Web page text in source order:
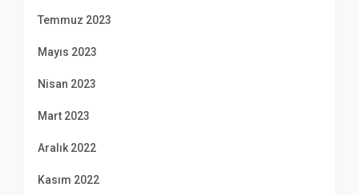
Temmuz 2023
Mayıs 2023
Nisan 2023
Mart 2023
Aralık 2022
Kasım 2022